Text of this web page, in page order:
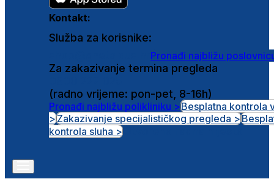
Kontakt:
Služba za korisnike:
Pronađi najbližu
Za zakazivanje termina pregleda
(radno vrijeme: pon-pet, 8-16h)
Pronađi najbližu polikliniku >Besplatna kontrola
>Zakazivanje specijalističkog pregleda >
kontrola sluha >